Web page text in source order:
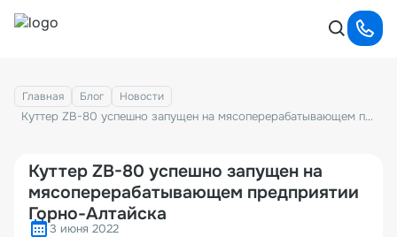
Главная Блог Новости
Куттер ZB-80 успешно запущен на мясоперерабатывающем предприятии Горно-Алтайска
Куттер ZB-80 успешно запущен на
мясоперерабатывающем предприятии
Горно-Алтайска
3 июня 2022